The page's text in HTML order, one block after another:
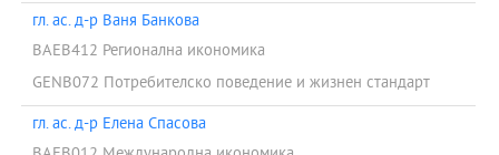
гл. ас. д-р Ваня Банкова
BAEB412 Регионална икономика
GENB072 Потребителско поведение и жизнен стандарт
гл. ас. д-р Елена Спасова